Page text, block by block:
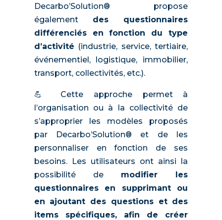
Decarbo’Solution® propose
également des questionnaires
différenciés en fonction du type
d’activité (industrie, service, tertiaire,
événementiel, logistique, immobilier,
transport, collectivités, etc.).
💪 Cette approche permet à
l’organisation ou à la collectivité de
s’approprier les modèles proposés
par Decarbo’Solution® et de les
personnaliser en fonction de ses
besoins. Les utilisateurs ont ainsi la
possibilité de modifier les
questionnaires en supprimant ou
en ajoutant des questions et des
items spécifiques, afin de créer